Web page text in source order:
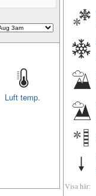
Luft temp.
Visa här: